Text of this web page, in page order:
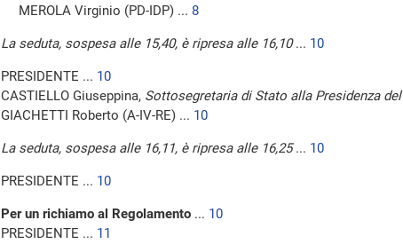
MEROLA Virginio (PD-IDP) ... 8
La seduta, sospesa alle 15,40, è ripresa alle 16,10... 10
PRESIDENTE ... 10
CASTIELLO Giuseppina, Sottosegretaria di Stato alla Presidenza
GIACHETTI Roberto (A-IV-RE) ... 10
La seduta, sospesa alle 16,11, è ripresa alle 16,25... 10
PRESIDENTE ... 10
Per un richiamo al Regolamento ... 10
PRESIDENTE ... 11